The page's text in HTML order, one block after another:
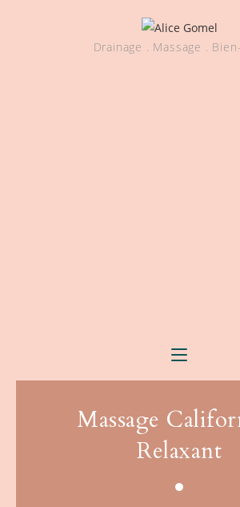
Drainage . Massage .
Massage
Relaxant